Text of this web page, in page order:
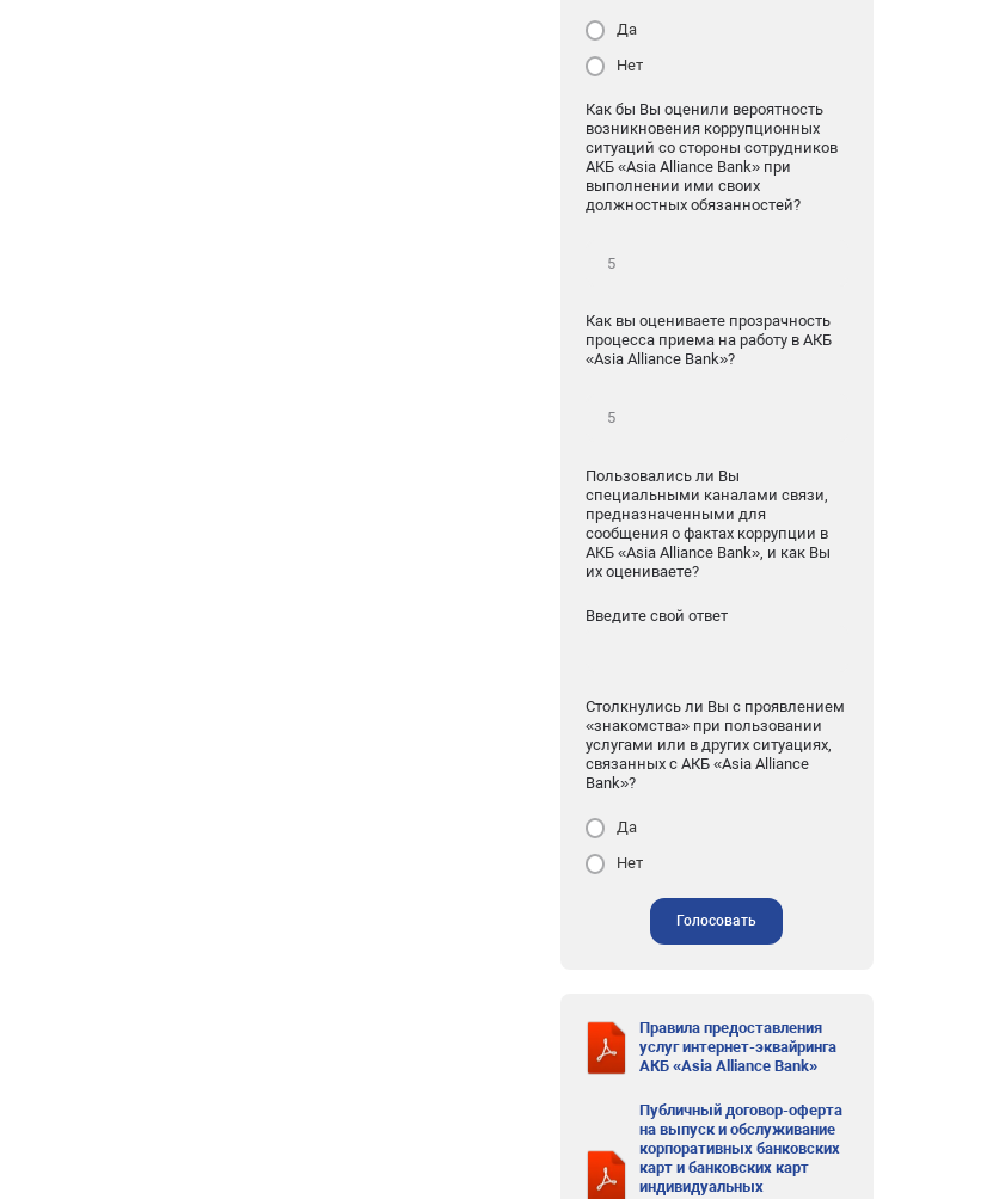
Да
Нет
Как бы Вы оценили вероятность
возникновения коррупционных
ситуаций со стороны сотрудников
АКБ «Asia Alliance Bank» при
выполнении ими своих
должностных обязанностей?
Как вы оцениваете прозрачность
процесса приема на работу в АКБ
«Asia Alliance Bank»?
Пользовались ли Вы
специальными каналами связи,
предназначенными для
сообщения о фактах коррупции в
АКБ «Asia Alliance Bank», и как Вы
их оцениваете?
Введите свой ответ
Столкнулись ли Вы с проявлением
«знакомства» при пользовании
услугами или в других ситуациях,
связанных с АКБ «Asia Alliance
Bank»?
Да
Нет
Голосовать
Правила предоставления
услуг интернет-эквайринга
АКБ «Asia Alliance Bank»
Публичный договор-оферта
на выпуск и обслуживание
корпоративных банковских
карт и банковских карт
индивидуальных